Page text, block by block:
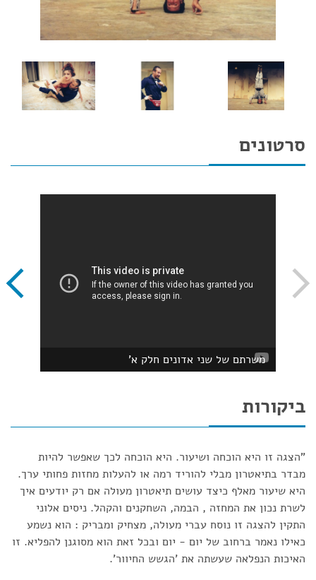
סרטונים
משרתם של שני אדונים חלק א'
ביקורות
"הצגה זו היא הוכחה ושיעור. היא הוכחה לכך שאפשר להיות
מבדר בתיאטרון מבלי להוריד רמה או להעלות מחזות פחותי ערך.
היא שיעור מאלף כיצד עושים תיאטרון מעולה אם רק יודעים איך
לשרת נכון את המחזה , הבמה, השחקנים והקהל. ניסים אלוני
התקין להצגה זו נוסח עברי מעולה, מצחיק ומבריק : הוא נשמע
כאילו נאמר ברחוב של יום - יום ובכל זאת הוא מסוגנן להפליא. זו
האיכות הנפלאה שעשתה את 'הגשש החיוור'.